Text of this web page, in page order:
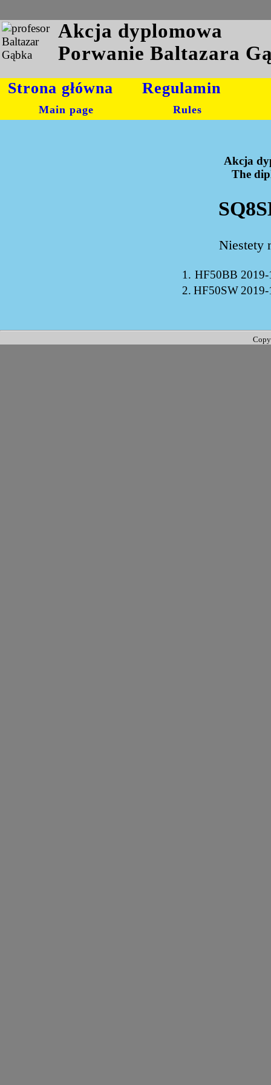
Akcja dyplomowa
Porwanie Baltazara
Strona główna
Main page
Regulamin
Rules
Akcja
The
Niestety
1. HF50BB
2. HF50SW